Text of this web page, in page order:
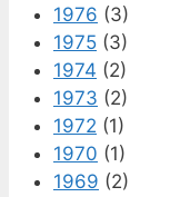
1976 (3)
1975 (3)
1974 (2)
1973 (2)
1972 (1)
1970 (1)
1969 (2)